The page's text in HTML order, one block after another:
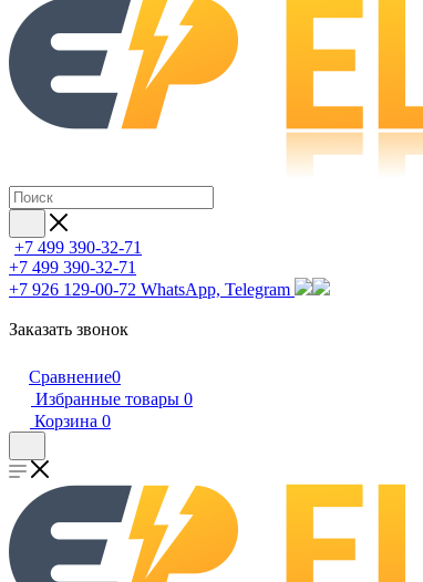
+7 499 390-32-71
+7 499 390-32-71
+7 926 129-00-72 WhatsApp, Telegram
Заказать звонок
Сравнение0
Избранные товары 0
Корзина 0